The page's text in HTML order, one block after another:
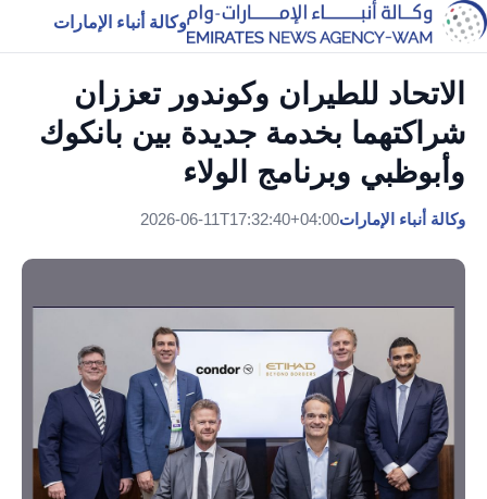
وكالة أنباء الإمارات
الاتحاد للطيران وكوندور تعززان
شراكتهما بخدمة جديدة بين بانكوك
وأبوظبي وبرنامج الولاء
وكالة أنباء الإمارات2026-06-11T17:32:40+04:00